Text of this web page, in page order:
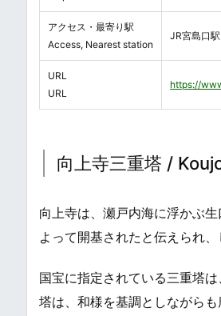
アクセス・最寄り駅
Access, Nearest station
JR宮島口
URL
URL
https://
向上寺三重塔 /
向上寺は、瀬戸内海に浮かぶ
よって開基されたと伝えられ
国宝に指定されている三重塔
塔は、和様を基調としながら